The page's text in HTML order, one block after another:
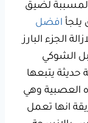
المسببة لضيق
يلجأ افضل
الجزء البارز
الشوكي
يتبعها
العصبية وهي
انها تعمل